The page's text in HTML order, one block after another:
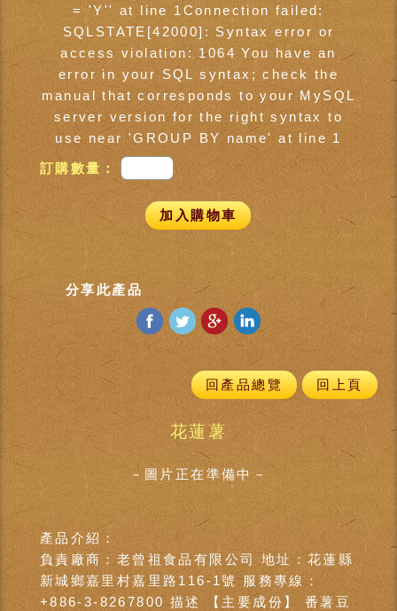
= 'Y'' at line 1Connection failed:
SQLSTATE[42000]: Syntax error or
access violation: 1064 You have an
error in your SQL syntax; check the
manual that corresponds to your MySQL
server version for the right syntax to
use near 'GROUP BY name' at line 1
訂購數量：
加入購物車
分享此產品
回產品總覽 回上頁
花蓮薯
－圖片正在準備中－
產品介紹：
負責廠商：老曾祖食品有限公司 地址：花蓮縣
新城鄉嘉里村嘉里路116-1號 服務專線：
+886-3-8267800 描述 【主要成份】 番薯豆